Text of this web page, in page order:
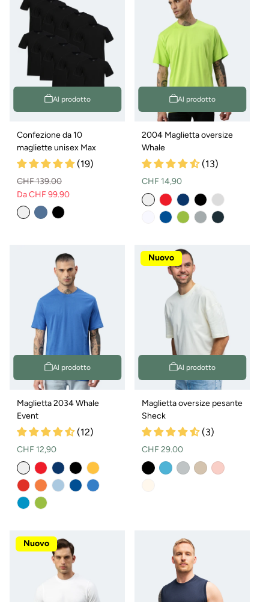
Al prodotto
Confezione da 10
magliette unisex Max
(19)
Prezzo
normale
CHF 139.00
Prezzo
di
Da CHF 99.90
Variante
esaurita
Al prodotto
2004 Maglietta oversize
Whale
(13)
Prezzo
normale
CHF 14,90
Al prodotto
Maglietta 2034 Whale
Event
(12)
Prezzo
normale
CHF 12,90
Al prodotto
Nuovo
Maglietta oversize pesante
Sheck
(3)
Prezzo
normale
CHF 29.00
Variante
esaurita
Variante
esaurita
Variante
esaurita
Variante
esaurita
Nuovo